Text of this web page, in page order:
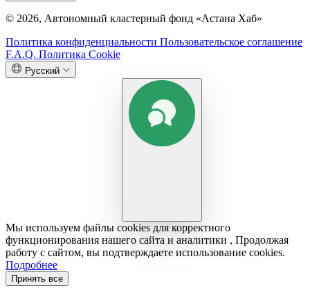
© 2026, Автономный кластерный фонд «Астана Хаб»
Политика конфиденциальности Пользовательское соглашение
F.A.Q. Политика Cookie
Русский
Мы используем файлы cookies для корректного
функционирования нашего сайта и аналитики , Продолжая
работу с сайтом, вы подтверждаете использование cookies.
Подробнее
Принять все